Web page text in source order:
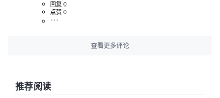
回复 0
点赞 0
查看更多评论
推荐阅读